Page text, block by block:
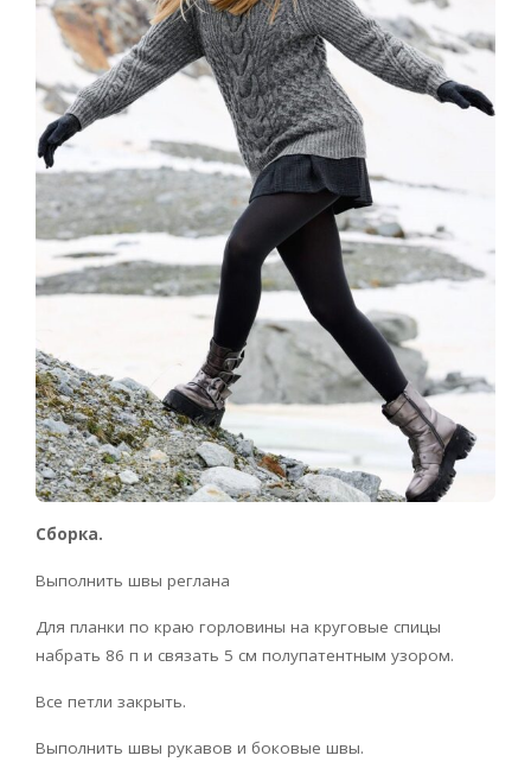
Сборка.
Выполнить швы реглана
Для планки по краю горловины на круговые спицы
набрать 86 п и связать 5 см полупатентным узором.
Все петли закрыть.
Выполнить швы рукавов и боковые швы.